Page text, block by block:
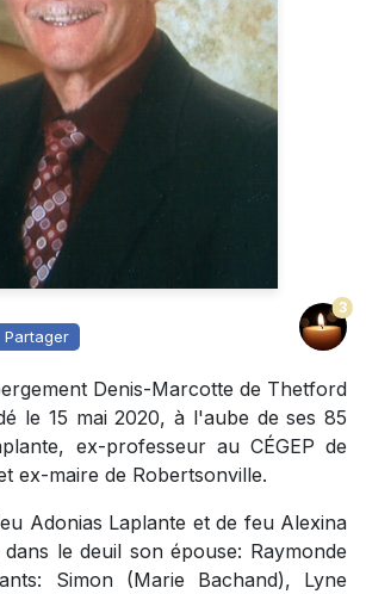
Partager
3
Denis-Marcotte de Thetford
le 15 mai 2020, à l'aube de ses 85
ex-professeur au CÉGEP de
ex-maire de Robertsonville.
Adonias Laplante et de feu Alexina
le deuil son épouse: Raymonde
Simon (Marie Bachand), Lyne